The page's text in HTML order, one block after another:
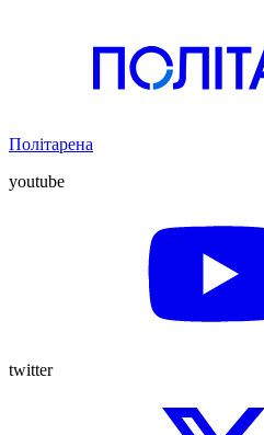
Політарена
youtube
twitter